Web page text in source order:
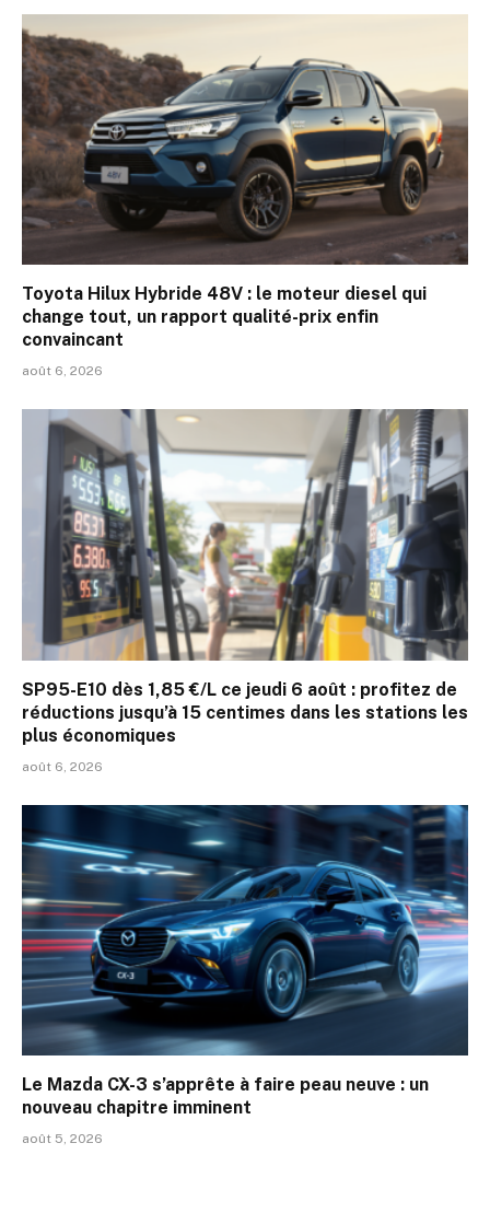
Toyota Hilux Hybride 48V : le moteur diesel qui
change tout, un rapport qualité-prix enfin
convaincant
août 6, 2026
SP95-E10 dès 1,85 €/L ce jeudi 6 août : profitez de
réductions jusqu’à 15 centimes dans les stations les
plus économiques
août 6, 2026
Le Mazda CX-3 s’apprête à faire peau neuve : un
nouveau chapitre imminent
août 5, 2026